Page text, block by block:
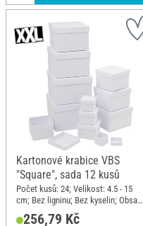
Kartonové krabice VBS
"Square", sada 12 kusů
Počet kusů: 24; Velikost: 4.5 - 15
cm; Bez ligninu; Bez kyselin; Obsah:
12; Materiál: Kartón
256,79 Kč